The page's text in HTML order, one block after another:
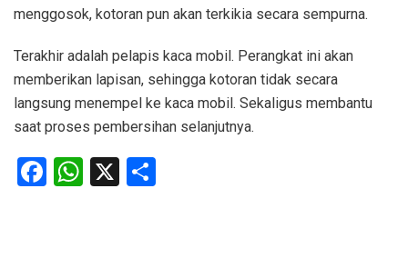
menggosok, kotoran pun akan terkikia secara sempurna.
Terakhir adalah pelapis kaca mobil. Perangkat ini akan
memberikan lapisan, sehingga kotoran tidak secara
langsung menempel ke kaca mobil. Sekaligus membantu
saat proses pembersihan selanjutnya.
Facebook
WhatsApp
X